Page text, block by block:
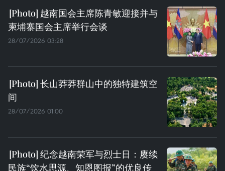
越南国会主席陈青敏迎接并与
柬埔寨国会主席举行会谈
28/07/2026 03:28
长山莽莽群山中的独特建筑空
间
28/07/2026 01:00
纪念越南荣军与烈士日：赓续
民族“饮水思源、知恩图报”的优良传